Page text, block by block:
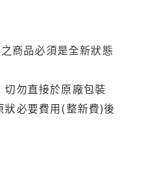
商品必須是全新狀態
勿直接於原廠包裝
狀必要費用(整新費)後